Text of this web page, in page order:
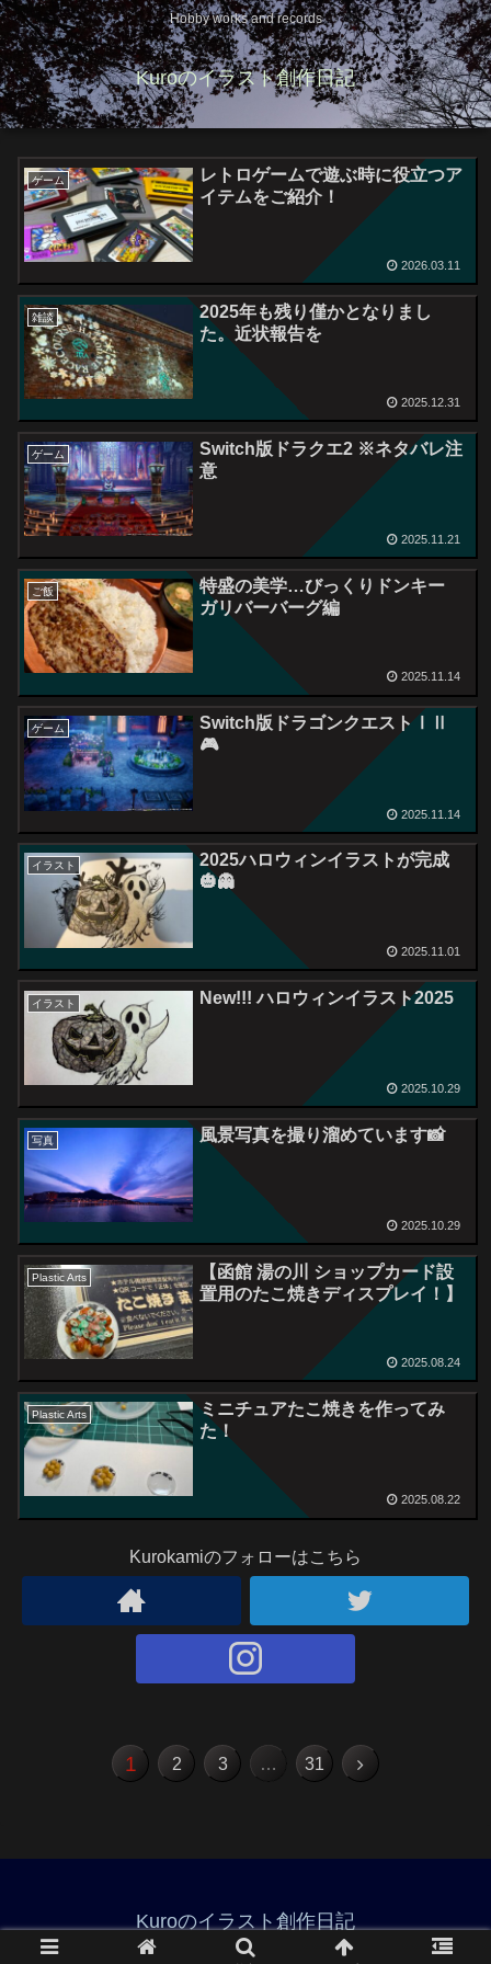
Hobby works and records
Kuroのイラスト創作日記
ゲーム
レトロゲームで遊ぶ時に役立つア
イテムをご紹介！
2026.03.11
雑談
2025年も残り僅かとなりまし
た。近状報告を
2025.12.31
ゲーム
Switch版ドラクエ2 ※ネタバレ注
意
2025.11.21
ご飯
特盛の美学…びっくりドンキー
ガリバーバーグ編
2025.11.14
ゲーム
Switch版ドラゴンクエストⅠⅡ
🎮
2025.11.14
イラスト
2025ハロウィンイラストが完成
🎃👻
2025.11.01
イラスト New!!! ハロウィンイラスト2025
2025.10.29
写真 風景写真を撮り溜めています📸
2025.10.29
Plastic Arts
【函館 湯の川 ショップカード設
置用のたこ焼きディスプレイ！】
2025.08.24
Plastic Arts
ミニチュアたこ焼きを作ってみ
た！
2025.08.22
Kurokamiのフォローはこちら
1 2 3 … 31
Kuroのイラスト創作日記
© 2021 Kuroのイラスト創作日記.